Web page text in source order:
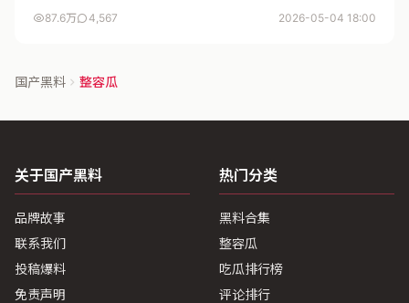
87.6万 4,567 2026-05-04 18:00
国产黑料 整容瓜
关于国产黑料
品牌故事
联系我们
投稿爆料
免责声明
热门分类
黑料合集
整容瓜
吃瓜排行榜
评论排行